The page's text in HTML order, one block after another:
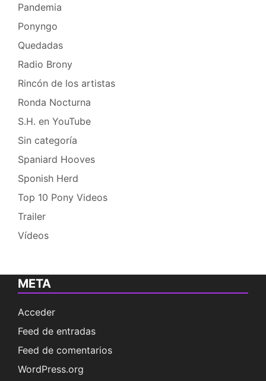
Pandemia
Ponyngo
Quedadas
Radio Brony
Rincón de los artistas
Ronda Nocturna
S.H. en YouTube
Sin categoría
Spaniard Hooves
Sponish Herd
Top 10 Pony Videos
Trailer
Vídeos
META
Acceder
Feed de entradas
Feed de comentarios
WordPress.org